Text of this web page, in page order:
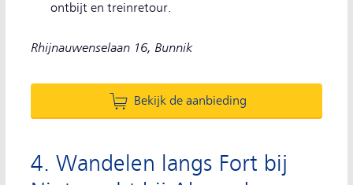
ontbijt en treinretour.
Rhijnauwenselaan 16, Bunnik
Bekijk de aanbieding
4. Wandelen langs Fort bij